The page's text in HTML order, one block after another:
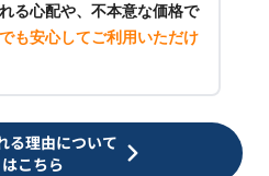
る心配や、不本意な価格で
も安心してご利用いただけ
る理由について
こちら